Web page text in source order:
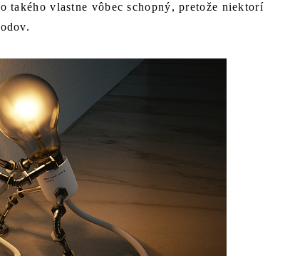
takého vlastne vôbec schopný, pretože niektorí